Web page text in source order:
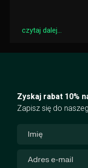
czytaj dalej...
Zyskaj rabat 10%
Zapisz się do